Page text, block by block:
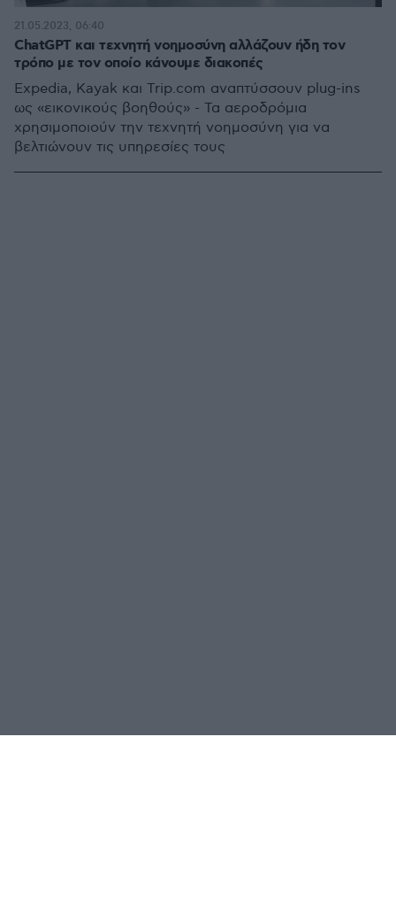
ChatGPT και τεχνητή νοημοσύνη αλλάζουν ήδη τον
τρόπο με τον οποίο κάνουμε διακοπές
Expedia, Kayak και Trip.com αναπτύσσουν plug-ins
ως «εικονικούς βοηθούς» - Τα αεροδρόμια
χρησιμοποιούν την τεχνητή νοημοσύνη για να
βελτιώνουν τις υπηρεσίες τους
21.05.2023, 06:40